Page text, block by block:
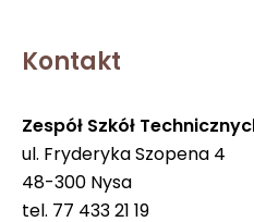
Kontakt
Zespół Szkół
ul. Fryderyka Szopena 4
48-300 Nysa
tel. 77 433 21 19